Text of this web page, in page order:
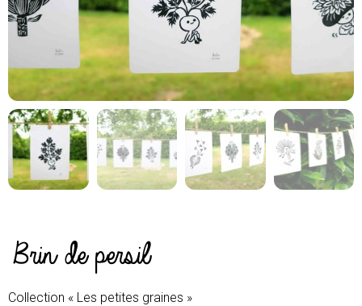
Brin de persil
Collection « Les petites graines »